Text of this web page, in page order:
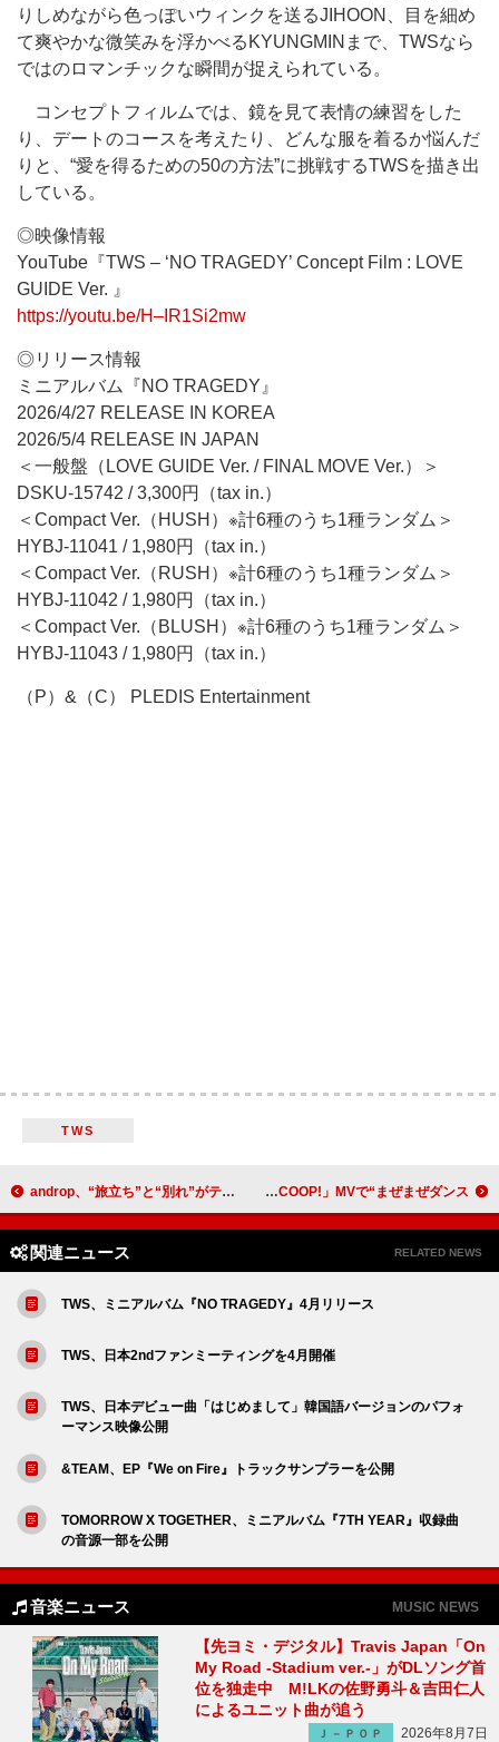
りしめながら色っぽいウィンクを送るJIHOON、目を細め
て爽やかな微笑みを浮かべるKYUNGMINまで、TWSなら
ではのロマンチックな瞬間が捉えられている。
コンセプトフィルムでは、鏡を見て表情の練習をした
り、デートのコースを考えたり、どんな服を着るか悩んだ
りと、“愛を得るための50の方法”に挑戦するTWSを描き出
している。
◎映像情報
YouTube『TWS – ‘NO TRAGEDY’ Concept Film : LOVE
GUIDE Ver. 』
https://youtu.be/H–IR1Si2mw
◎リリース情報
ミニアルバム『NO TRAGEDY』
2026/4/27 RELEASE IN KOREA
2026/5/4 RELEASE IN JAPAN
＜一般盤（LOVE GUIDE Ver. / FINAL MOVE Ver.）＞
DSKU-15742 / 3,300円（tax in.）
＜Compact Ver.（HUSH）※計6種のうち1種ランダム＞
HYBJ-11041 / 1,980円（tax in.）
＜Compact Ver.（RUSH）※計6種のうち1種ランダム＞
HYBJ-11042 / 1,980円（tax in.）
＜Compact Ver.（BLUSH）※計6種のうち1種ランダム＞
HYBJ-11043 / 1,980円（tax in.）
（P）&（C） PLEDIS Entertainment
TWS
androp、“旅立ち”と“別れ”がテーマの「Sakura Song」配信リリース CANDY TUNE、キュートで“ほっと”な「HOT!SCOOP!」MVで“まぜまぜダンス”
関連ニュース RELATED NEWS
TWS、ミニアルバム『NO TRAGEDY』4月リリース
TWS、日本2ndファンミーティングを4月開催
TWS、日本デビュー曲「はじめまして」韓国語バージョンのパフォ
ーマンス映像公開
&TEAM、EP『We on Fire』トラックサンプラーを公開
TOMORROW X TOGETHER、ミニアルバム『7TH YEAR』収録曲
の音源一部を公開
音楽ニュース MUSIC NEWS
【先ヨミ・デジタル】Travis Japan「On
My Road -Stadium ver.-」がDLソング首
位を独走中 M!LKの佐野勇斗＆吉田仁人
によるユニット曲が追う
Ｊ－ＰＯＰ 2026年8月7日